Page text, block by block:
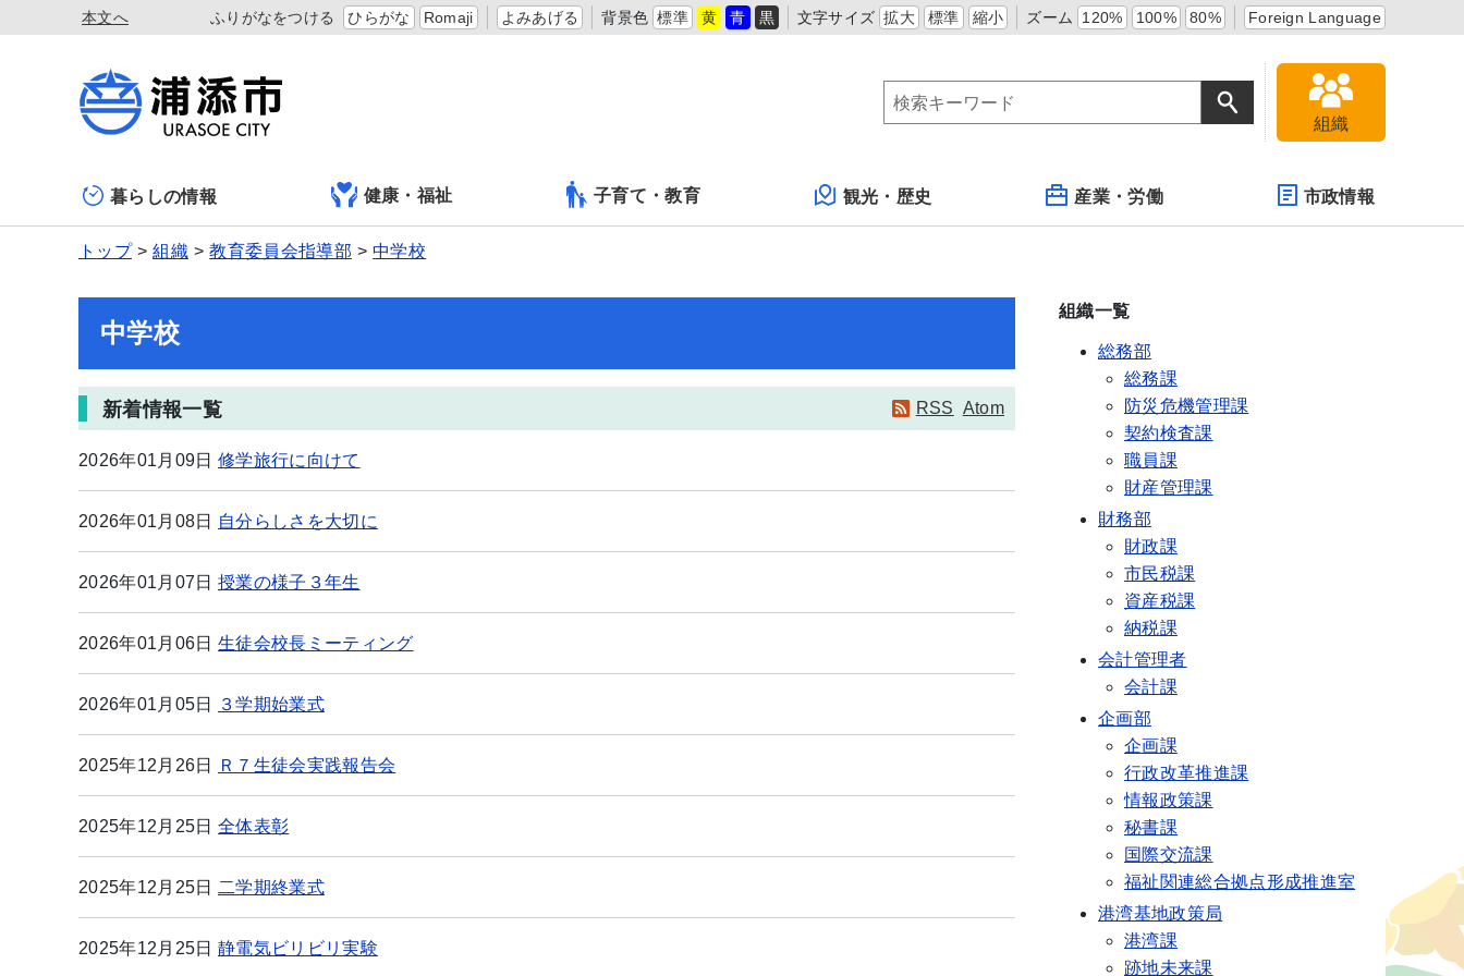
本文へ ふりがなをつける ひらがな Romaji よみあげる 背景色 標準 黄 青 黒 文字サイズ 拡大 標準 縮小 ズーム 120% 100% 80% Foreign Language
組織
暮らしの情報 健康・福祉 子育て・教育 観光・歴史 産業・労働 市政情報
トップ 組織 教育委員会指導部 中学校
中学校
RSS Atom
新着情報一覧
2026年01月09日 修学旅行に向けて
2026年01月08日 自分らしさを大切に
2026年01月07日 授業の様子３年生
2026年01月06日 生徒会校長ミーティング
2026年01月05日 ３学期始業式
2025年12月26日 Ｒ７生徒会実践報告会
2025年12月25日 全体表彰
2025年12月25日 二学期終業式
2025年12月25日 静電気ビリビリ実験
組織一覧
総務部
総務課
防災危機管理課
契約検査課
職員課
財産管理課
財務部
財政課
市民税課
資産税課
納税課
会計管理者
会計課
企画部
企画課
行政改革推進課
情報政策課
秘書課
国際交流課
福祉関連総合拠点形成推進室
港湾基地政策局
港湾課
跡地未来課